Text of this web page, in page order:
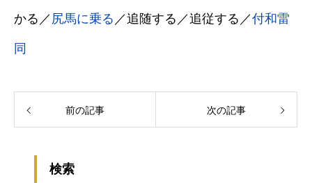
かる／ 尻馬に乗る ／追随する／追従する／付和雷
同
前の記事 次の記事
検索